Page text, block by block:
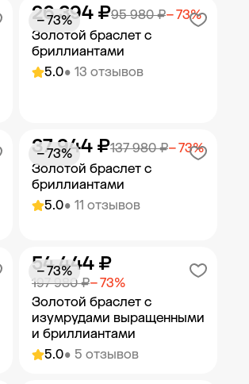
Добавить в корзину
5.0• 13 отзывов
Золотой браслет с
бриллиантами
95 980 ₽− 73%
26 394 ₽
− 73%
Добавить в корзину
5.0• 11 отзывов
Золотой браслет с
бриллиантами
137 980 ₽− 73%
37 944 ₽
− 73%
Добавить в корзину
5.0• 5 отзывов
Золотой браслет с
изумрудами выращенными
и бриллиантами
197 980 ₽− 73%
54 444 ₽
− 73%